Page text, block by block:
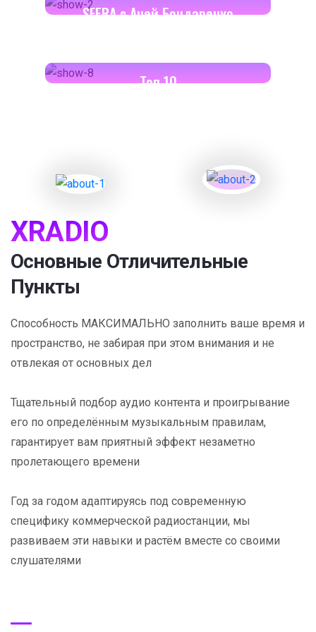
SFERA с Аней Бондаренко
Toп 10
XRADIO
Основные Отличительные
Пункты
Способность МАКСИМАЛЬНО заполнить ваше время и
пространство, не забирая при этом внимания и не
отвлекая от основных дел
Тщательный подбор аудио контента и проигрывание
его по определённым музыкальным правилам,
гарантирует вам приятный эффект незаметно
пролетающего времени
Год за годом адаптируясь под современную
специфику коммерческой радиостанции, мы
развиваем эти навыки и растём вместе со своими
слушателями